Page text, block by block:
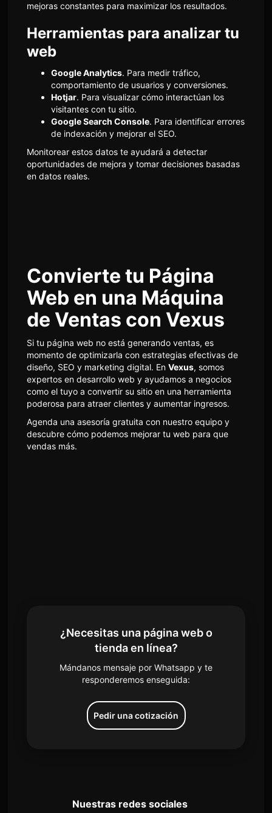
mejoras constantes para maximizar los resultados.
Herramientas para analizar tu
web
Google Analytics. Para medir tráfico,
comportamiento de usuarios y conversiones.
Hotjar. Para visualizar cómo interactúan los
visitantes con tu sitio.
Google Search Console. Para identificar errores
de indexación y mejorar el SEO.
Monitorear estos datos te ayudará a detectar
oportunidades de mejora y tomar decisiones basadas
en datos reales.
Convierte tu Página
Web en una Máquina
de Ventas con Vexus
Si tu página web no está generando ventas, es
momento de optimizarla con estrategias efectivas de
diseño, SEO y marketing digital. En Vexus, somos
expertos en desarrollo web y ayudamos a negocios
como el tuyo a convertir su sitio en una herramienta
poderosa para atraer clientes y aumentar ingresos.
Agenda una asesoría gratuita con nuestro equipo y
descubre cómo podemos mejorar tu web para que
vendas más.
¿Necesitas una página web o
tienda en línea?
Mándanos mensaje por Whatsapp y te
responderemos enseguida:
Pedir una cotización
Nuestras redes sociales